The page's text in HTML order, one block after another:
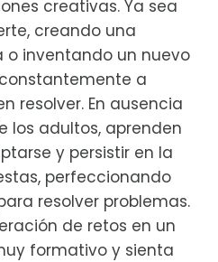
creativas. Ya sea
creando una
inventando un nuevo
a
resolver. En ausencia
los adultos, aprenden
y persistir en la
perfeccionando
resolver problemas.
de retos en un
formativo y sienta